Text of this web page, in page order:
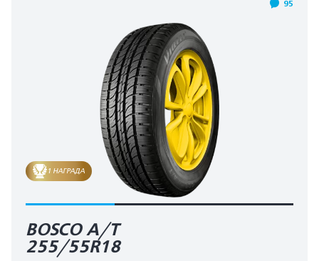
95
1 НАГРАДА
BOSCO A/T
255/55R18